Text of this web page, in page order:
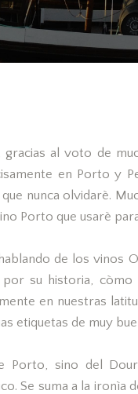
al voto de
en Porto y
nunca olvidarè.
Porto que usarè
de los vinos
su historia,
en nuestras
etiquetas de muy
sino del
Se suma a la ironìa